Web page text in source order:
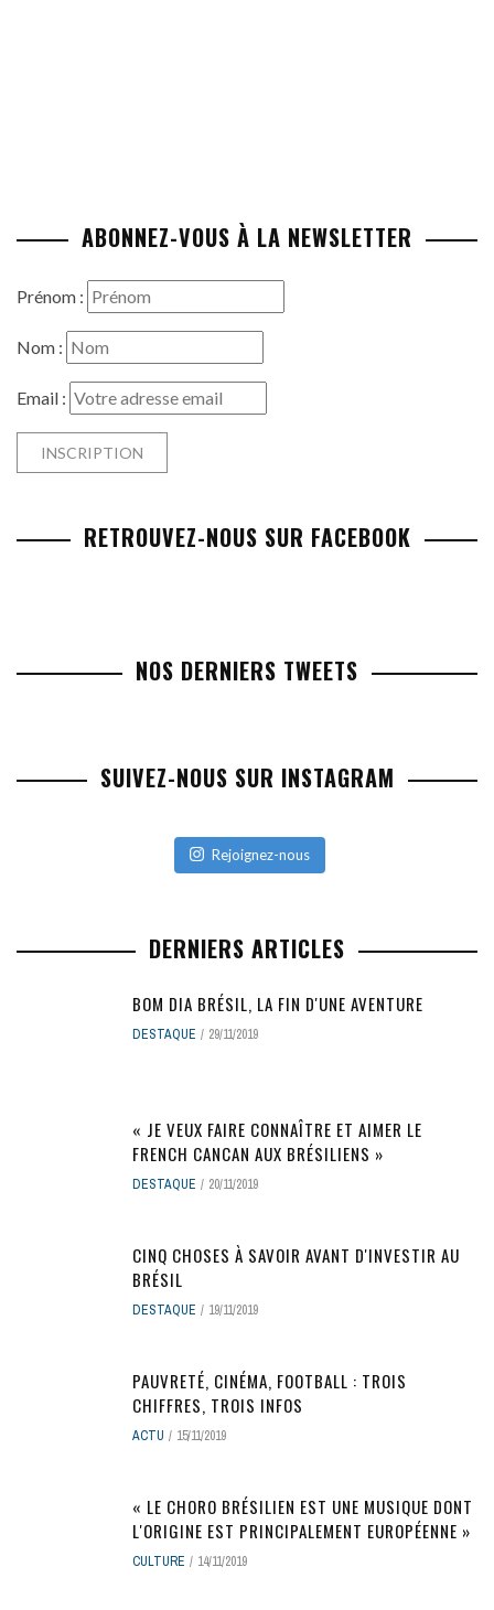
ABONNEZ-VOUS À LA NEWSLETTER
Prénom :
Nom :
Email :
RETROUVEZ-NOUS SUR FACEBOOK
NOS DERNIERS TWEETS
SUIVEZ-NOUS SUR INSTAGRAM
Rejoignez-nous
DERNIERS ARTICLES
BOM DIA BRÉSIL, LA FIN D'UNE AVENTURE
DESTAQUE 29/11/2019
« JE VEUX FAIRE CONNAÎTRE ET AIMER LE
FRENCH CANCAN AUX BRÉSILIENS »
DESTAQUE 20/11/2019
CINQ CHOSES À SAVOIR AVANT D'INVESTIR AU
BRÉSIL
DESTAQUE 19/11/2019
PAUVRETÉ, CINÉMA, FOOTBALL : TROIS
CHIFFRES, TROIS INFOS
ACTU 15/11/2019
« LE CHORO BRÉSILIEN EST UNE MUSIQUE DONT
L'ORIGINE EST PRINCIPALEMENT EUROPÉENNE »
CULTURE 14/11/2019